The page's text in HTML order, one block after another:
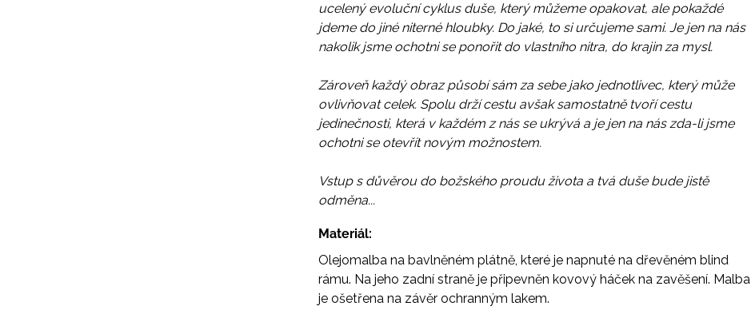
ucelený evoluční cyklus duše, který můžeme opakovat, ale pokaždé
jdeme do jiné niterné hloubky. Do jaké, to si určujeme sami. Je jen na nás
nakolik jsme ochotni se ponořit do vlastního nitra, do krajin za mysl.
Zároveň každý obraz působí sám za sebe jako jednotlivec, který může
ovlivňovat celek. Spolu drží cestu avšak samostatně tvoří cestu
jedinečnosti, která v každém z nás se ukrývá a je jen na nás zda-li jsme
ochotni se otevřít novým možnostem.
Vstup s důvěrou do božského proudu života a tvá duše bude jistě
odměna...
Materiál:
Olejomalba na bavlněném plátně, které je napnuté na dřevěném blind
rámu. Na jeho zadní straně je připevněn kovový háček na zavěšení. Malba
je ošetřena na závěr ochranným lakem.